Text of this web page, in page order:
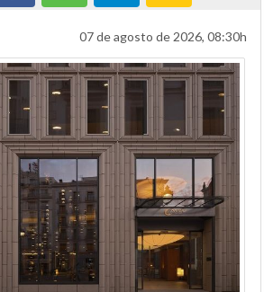
07 de agosto de 2026, 08:30h